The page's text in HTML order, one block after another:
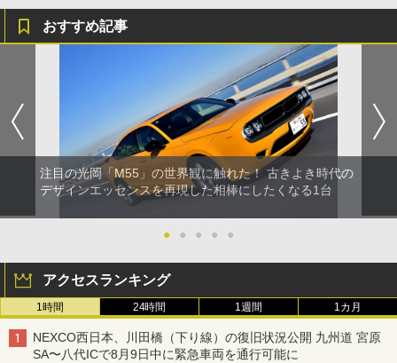
おすすめ記事
注目の光岡「M55」の世界観に触れた！ 古きよき時代の
デザインエッセンスを再現した相棒にしたくなる1台
● ● ● ● ●
アクセスランキング
1時間 24時間 1週間 1カ月
NEXCO西日本、川田橋（下り線）の復旧状況公開 九州道 宮原
SA〜八代ICで8月9日中に緊急車両を通行可能に